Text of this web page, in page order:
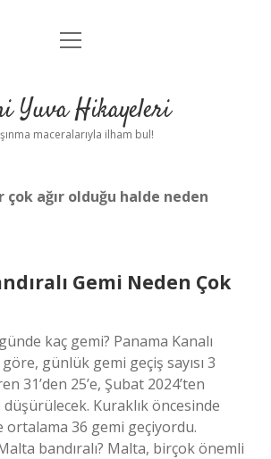
Anasayfa
Yasal Uyarı
menüyü
Yuva Hikayeleri
maceralarıyla ilham bul!
çok ağır olduğu halde neden
Gemi Neden Çok
kaç gemi? Panama Kanalı
göre, günlük gemi geçiş sayısı 3
31’den 25’e, Şubat 2024’ten
düşürülecek. Kuraklık öncesinde
ortalama 36 gemi geçiyordu.
bandıralı? Malta, birçok önemli